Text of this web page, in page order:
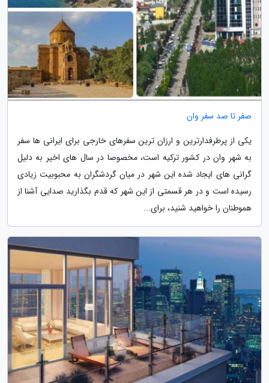
صفر تا صد سفر وان
یکی از پرطرفدارترین و ارزان ترین سفرهای خارجی برای ایرانی ها سفر
به شهر وان در کشور ترکیه است، مخصوصا در سال های اخیر به دلیل
گرانی های ایجاد شده این شهر در میان گردشگران به محبوبیت زیادی
رسیده است و در هر قسمتی از این شهر که قدم بگذارید صدایی آشنا از
هموطنان را خواهید شنید، برای...